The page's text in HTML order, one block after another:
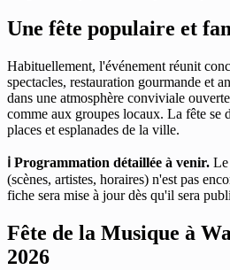
Une fête populaire et
Habituellement, l'événement réunit
spectacles, restauration gourmande et
dans une atmosphère conviviale
comme aux groupes locaux. La fête se
places et esplanades de la ville.
ℹ️ Programmation détaillée à venir. Le
(scènes, artistes, horaires) n'est pas
fiche sera mise à jour dès qu'il sera
Fête de la Musique à
2026